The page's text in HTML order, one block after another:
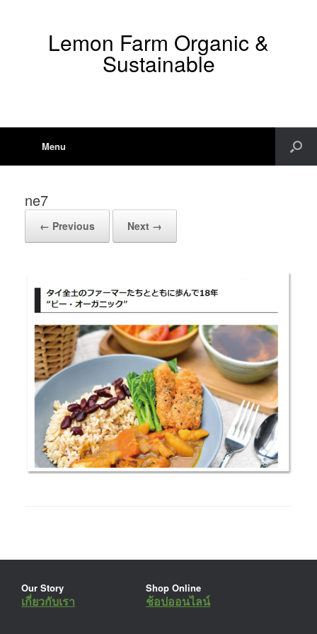
Lemon Farm Organic &
Sustainable
Menu
ne7
← Previous Next →
Our Story
เกี่ยวกับเรา
Shop Online
ช้อปออนไลน์